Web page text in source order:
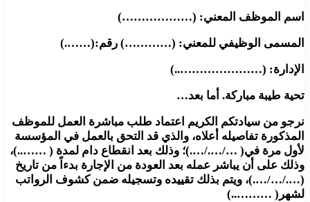
اسم الموظف المعني: (………………)
المسمى الوظيفي للمعني: (…………) رقم:(…….)
الإدارة: (…………………..)
تحية طيبة مباركة. أما بعد…
نرجو من سيادتكم الكريم اعتماد طلب مباشرة العمل للموظف
المذكورة تفاصيله أعلاه، والذي قد التحق بالعمل في المؤسسة
لأول مرة في( …/…./….)؛ وذلك بعد انقطاع دام لمدة ( ……..)،
وذلك على أن يباشر عمله بعد العودة من الإجارة بدءاً من تاريخ
(…./…/….)، ويتم بذلك تقييده وتسجيله ضمن كشوف الرواتب
لشهر( ………..)